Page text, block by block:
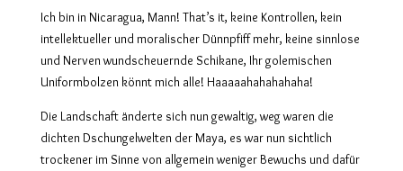
Ich bin in Nicaragua, Mann! That’s it, keine Kontrollen, kein
intellektueller und moralischer Dünnpfiff mehr, keine sinnlose
und Nerven wundscheuernde Schikane, Ihr golemischen
Uniformbolzen könnt mich alle! Haaaaahahahahaha!
Die Landschaft änderte sich nun gewaltig, weg waren die
dichten Dschungelwelten der Maya, es war nun sichtlich
trockener im Sinne von allgemein weniger Bewuchs und dafür